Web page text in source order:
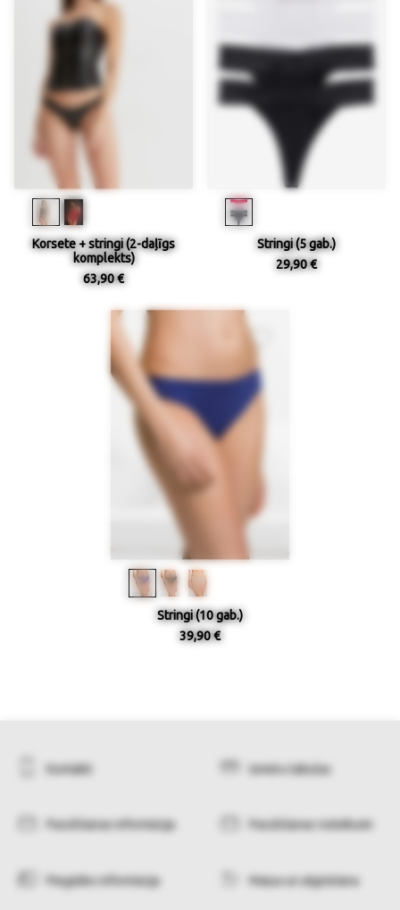
Korsete + stringi (2-daļīgs
komplekts)
63,90 €
Stringi (5 gab.)
29,90 €
Stringi (10 gab.)
39,90 €
Kontakti Izmēru tabulas
Pasūtīšanas informācija Pasūtīšanas noteikumi
Piegādes informācija Maiņa un atgriešana